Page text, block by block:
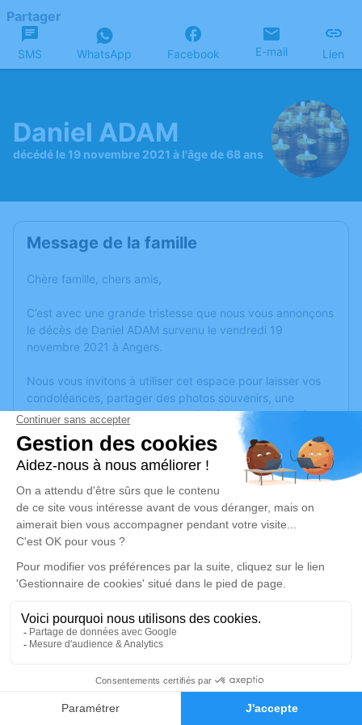
Faire-part Hommages
Partager
SMS WhatsApp Facebook E-mail Lien
Daniel ADAM
décédé le 19 novembre 2021 à l'âge de 68 ans
Message de la famille
Chère famille, chers amis,
C’est avec une grande tristesse que nous vous annonçons
le décès de Daniel ADAM survenu le vendredi 19
novembre 2021 à Angers.
Nous vous invitons à utiliser cet espace pour laisser vos
condoléances, partager des photos souvenirs, une
anecdote ou exprimer vos pensées à travers des poèmes
ou des textes. Cet endroit est un lieu d'expression dédié à
honorer la mémoire de Daniel ADAM.
Un service de plantation d’arbre hommage estdisponible
mercredi 24 novembre 2021 à 14h30
Église St Pierre de Montguillon
49500 Montguillon
Je rends hommage